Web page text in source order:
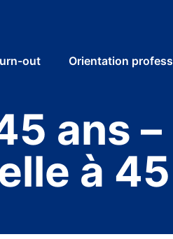
out Orientation
ans –
à